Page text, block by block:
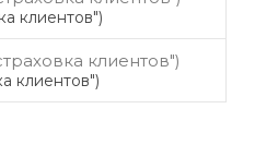
клиентов")
клиентов")